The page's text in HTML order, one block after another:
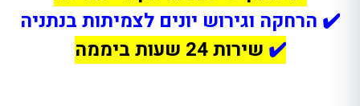
✔️ הרחקה וגירוש יונים לצמיתות בנתניה
✔️ שירות 24 שעות ביממה